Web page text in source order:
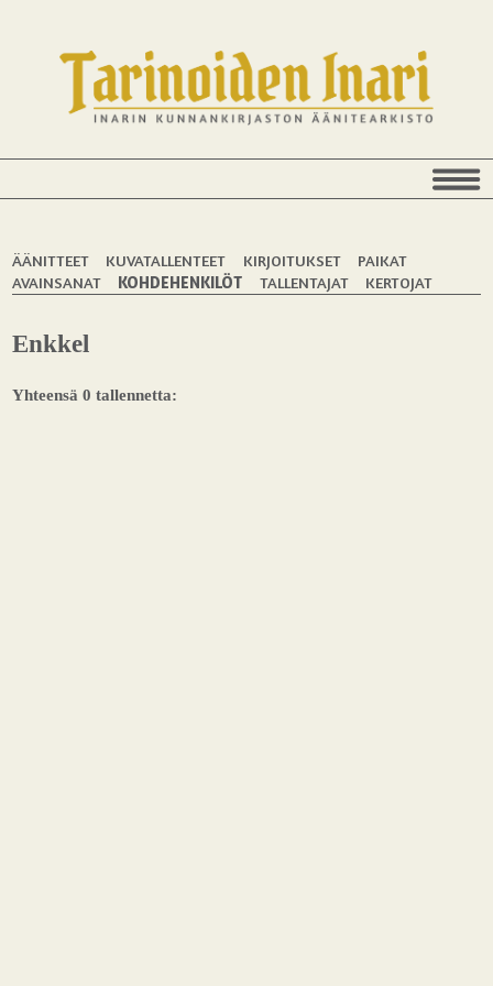
ÄÄNITTEET KUVATALLENTEET KIRJOITUKSET
PAIKAT
AVAINSANAT
KOHDEHENKILÖT TALLENTAJAT KERTOJAT
Enkkel
Yhteensä 0 tallennetta: